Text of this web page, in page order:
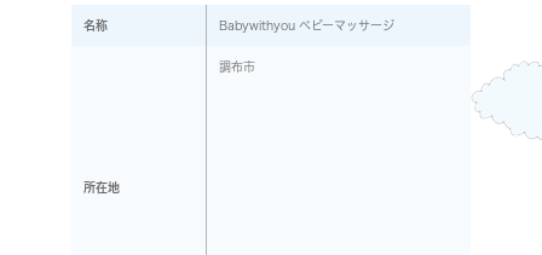
名称 Babywithyou ベビーマッサージ
所在地
調布市